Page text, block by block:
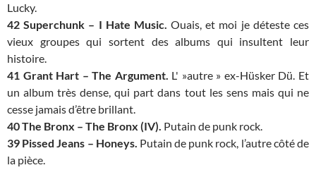
Lucky.
42 Superchunk – I Hate Music. Ouais, et moi je déteste ces
vieux groupes qui sortent des albums qui insultent leur
histoire.
41 Grant Hart – The Argument. L' »autre » ex-Hüsker Dü. Et
un album très dense, qui part dans tout les sens mais qui ne
cesse jamais d’être brillant.
40 The Bronx – The Bronx (IV). Putain de punk rock.
39 Pissed Jeans – Honeys. Putain de punk rock, l’autre côté de
la pièce.